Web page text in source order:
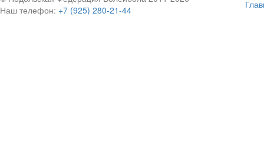
Наш телефон: +7 (925) 280-21-44